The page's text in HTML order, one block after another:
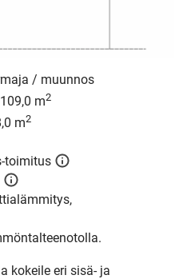
/ muunnos
m2
m2
toimitus
kokeile eri sisä- ja